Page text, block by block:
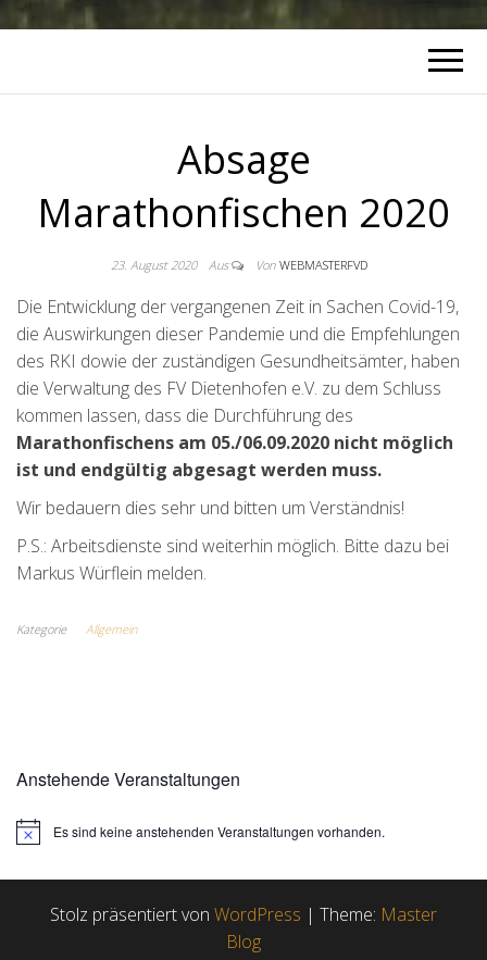
Absage
Marathonfischen 2020
23. August 2020 Aus Von WEBMASTERFVD
Die Entwicklung der vergangenen Zeit in Sachen Covid-19,
die Auswirkungen dieser Pandemie und die Empfehlungen
des RKI dowie der zuständigen Gesundheitsämter, haben
die Verwaltung des FV Dietenhofen e.V. zu dem Schluss
kommen lassen, dass die Durchführung des
Marathonfischens am 05./06.09.2020 nicht möglich
ist und endgültig abgesagt werden muss.
Wir bedauern dies sehr und bitten um Verständnis!
P.S.: Arbeitsdienste sind weiterhin möglich. Bitte dazu bei
Markus Würflein melden.
Kategorie Allgemein
Anstehende Veranstaltungen
H
Es sind keine anstehenden Veranstaltungen vorhanden.
Stolz präsentiert von WordPress | Theme: Master
Blog